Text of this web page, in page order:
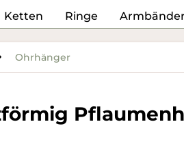
Ketten Ringe Armbänder
Ohrhänger